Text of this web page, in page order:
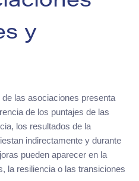
y
las asociaciones presenta
de los puntajes de las
los resultados de la
indirectamente y durante
pueden aparecer en la
la resiliencia o las transiciones